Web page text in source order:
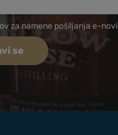
za namene pošiljanja e-
se